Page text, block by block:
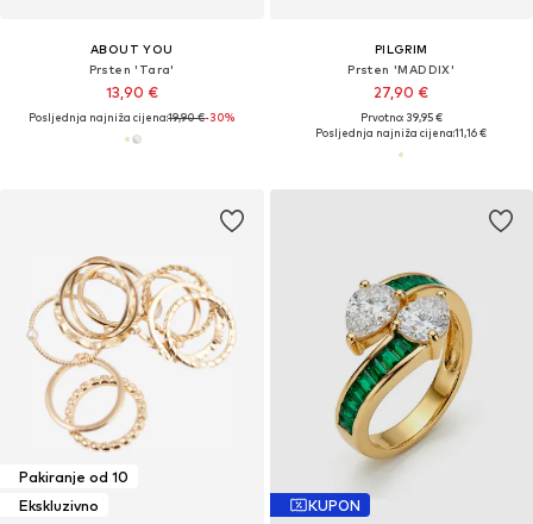
ABOUT YOU
Prsten 'Tara'
13,90 €
Posljednja najniža cijena:19,90 €-30%
PILGRIM
Prsten 'MADDIX'
27,90 €
Prvotno: 39,95 €
Posljednja najniža cijena:11,16 €
Pakiranje od 10
Ekskluzivno
KUPON